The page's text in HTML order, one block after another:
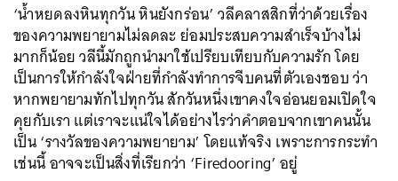
‘น้ำหยดลงหินทุกวัน หินยังกร่อน’ วลีคลาสสิกที่ว่าด้วยเรื่อง
ของความพยายามไม่ลดละ ย่อมประสบความสำเร็จบ้างไม่
มากก็น้อย วลีนี้มักถูกนำมาใช้เปรียบเทียบกับความรัก โดย
เป็นการให้กำลังใจฝ่ายที่กำลังทำการจีบคนที่ตัวเองชอบ ว่า
หากพยายามทักไปทุกวัน สักวันหนึ่งเขาคงใจอ่อนยอมเปิดใจ
คุยกับเรา แต่เราจะแน่ใจได้อย่างไรว่าคำตอบจากเขาคนนั้น
เป็น ‘รางวัลของความพยายาม’ โดยแท้จริง เพราะการกระทำ
เช่นนี้ อาจจะเป็นสิ่งที่เรียกว่า ‘Firedooring’ อยู่